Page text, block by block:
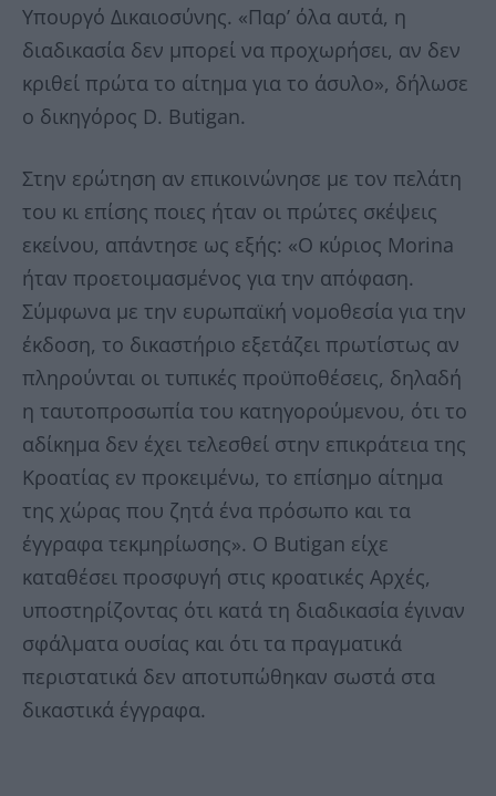
Υπουργό Δικαιοσύνης. «Παρ’ όλα αυτά, η
διαδικασία δεν μπορεί να προχωρήσει, αν δεν
κριθεί πρώτα το αίτημα για το άσυλο», δήλωσε
ο δικηγόρος D. Butigan.
Στην ερώτηση αν επικοινώνησε με τον πελάτη
του κι επίσης ποιες ήταν οι πρώτες σκέψεις
εκείνου, απάντησε ως εξής: «Ο κύριος Morina
ήταν προετοιμασμένος για την απόφαση.
Σύμφωνα με την ευρωπαϊκή νομοθεσία για την
έκδοση, το δικαστήριο εξετάζει πρωτίστως αν
πληρούνται οι τυπικές προϋποθέσεις, δηλαδή
η ταυτοπροσωπία του κατηγορούμενου, ότι το
αδίκημα δεν έχει τελεσθεί στην επικράτεια της
Κροατίας εν προκειμένω, το επίσημο αίτημα
της χώρας που ζητά ένα πρόσωπο και τα
έγγραφα τεκμηρίωσης». Ο Butigan είχε
καταθέσει προσφυγή στις κροατικές Αρχές,
υποστηρίζοντας ότι κατά τη διαδικασία έγιναν
σφάλματα ουσίας και ότι τα πραγματικά
περιστατικά δεν αποτυπώθηκαν σωστά στα
δικαστικά έγγραφα.